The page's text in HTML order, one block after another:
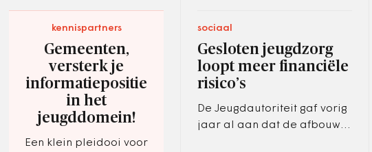
kennispartners
Gemeenten,
versterk je
informatiepositie
in het
jeugddomein!
Een klein pleidooi voor
sociaal
Gesloten jeugdzorg
loopt meer financiële
risico’s
De Jeugdautoriteit gaf vorig
jaar al aan dat de afbouw